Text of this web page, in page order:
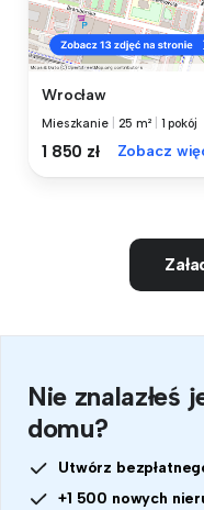
Wrocław
Mieszkanie 25 m² 1 pokój
1 850 zł Zobacz
Nie znalazłeś
domu?
Utwórz
+1 500 nowych